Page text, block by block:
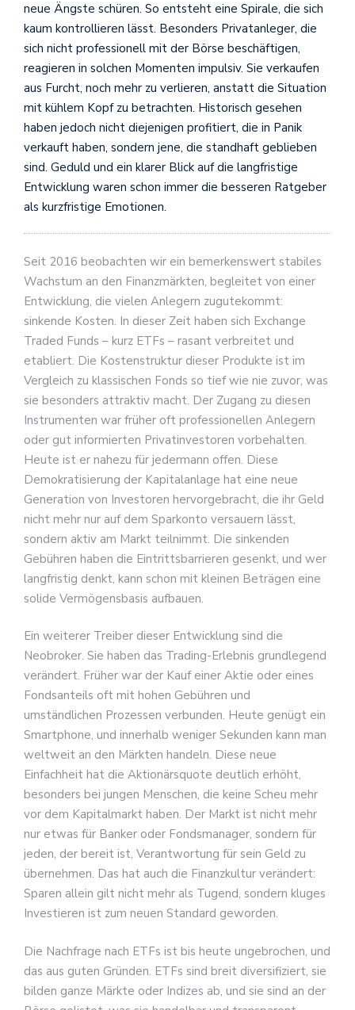
neue Ängste schüren. So entsteht eine Spirale, die sich
kaum kontrollieren lässt. Besonders Privatanleger, die
sich nicht professionell mit der Börse beschäftigen,
reagieren in solchen Momenten impulsiv. Sie verkaufen
aus Furcht, noch mehr zu verlieren, anstatt die Situation
mit kühlem Kopf zu betrachten. Historisch gesehen
haben jedoch nicht diejenigen profitiert, die in Panik
verkauft haben, sondern jene, die standhaft geblieben
sind. Geduld und ein klarer Blick auf die langfristige
Entwicklung waren schon immer die besseren Ratgeber
als kurzfristige Emotionen.
Seit 2016 beobachten wir ein bemerkenswert stabiles
Wachstum an den Finanzmärkten, begleitet von einer
Entwicklung, die vielen Anlegern zugutekommt:
sinkende Kosten. In dieser Zeit haben sich Exchange
Traded Funds – kurz ETFs – rasant verbreitet und
etabliert. Die Kostenstruktur dieser Produkte ist im
Vergleich zu klassischen Fonds so tief wie nie zuvor, was
sie besonders attraktiv macht. Der Zugang zu diesen
Instrumenten war früher oft professionellen Anlegern
oder gut informierten Privatinvestoren vorbehalten.
Heute ist er nahezu für jedermann offen. Diese
Demokratisierung der Kapitalanlage hat eine neue
Generation von Investoren hervorgebracht, die ihr Geld
nicht mehr nur auf dem Sparkonto versauern lässt,
sondern aktiv am Markt teilnimmt. Die sinkenden
Gebühren haben die Eintrittsbarrieren gesenkt, und wer
langfristig denkt, kann schon mit kleinen Beträgen eine
solide Vermögensbasis aufbauen.
Ein weiterer Treiber dieser Entwicklung sind die
Neobroker. Sie haben das Trading-Erlebnis grundlegend
verändert. Früher war der Kauf einer Aktie oder eines
Fondsanteils oft mit hohen Gebühren und
umständlichen Prozessen verbunden. Heute genügt ein
Smartphone, und innerhalb weniger Sekunden kann man
weltweit an den Märkten handeln. Diese neue
Einfachheit hat die Aktionärsquote deutlich erhöht,
besonders bei jungen Menschen, die keine Scheu mehr
vor dem Kapitalmarkt haben. Der Markt ist nicht mehr
nur etwas für Banker oder Fondsmanager, sondern für
jeden, der bereit ist, Verantwortung für sein Geld zu
übernehmen. Das hat auch die Finanzkultur verändert:
Sparen allein gilt nicht mehr als Tugend, sondern kluges
Investieren ist zum neuen Standard geworden.
Die Nachfrage nach ETFs ist bis heute ungebrochen, und
das aus guten Gründen. ETFs sind breit diversifiziert, sie
bilden ganze Märkte oder Indizes ab, und sie sind an der